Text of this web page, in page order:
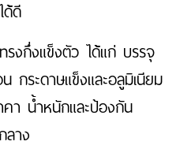
ด้ดี
งกึ่งแข็งตัว ได้แก่ บรรจุ
ระดาษแข็งและอลูมิเนียม
า น้ำหนักและป้องกัน
าง